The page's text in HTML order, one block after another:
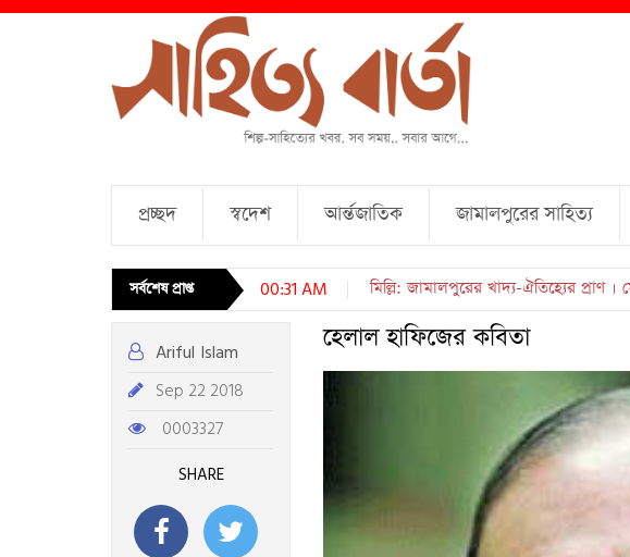
প্রচ্ছদ স্বদেশ আর্ন্তজাতিক জামালপুরের সাহিত্য
সর্বশেষ প্রাপ্ত 00:31 AM চারটি কবিতা । আব্দুল্লাহ্ জামিল
Ariful Islam
Sep 22 2018
0003327
SHARE
হেলাল হাফিজের কবিতা